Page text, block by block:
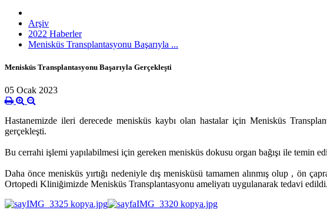
Arşiv
2022 Haberler
Menisküs Transplantasyonu Başarıyla ...
Menisküs Transplantasyonu Başarıyla Gerçekleşti
05 Ocak 2023
Hastanemizde ileri derecede menisküs kaybı olan hastalar için Menisküs
gerçekleşti.
Bu cerrahi işlemi yapılabilmesi için gereken menisküs dokusu organ bağışı ile temin
Daha önce menisküs yırtığı nedeniyle dış menisküsü tamamen alınmış olup , ön
Ortopedi Kliniğimizde Menisküs Transplantasyonu ameliyatı uygulanarak tedavi